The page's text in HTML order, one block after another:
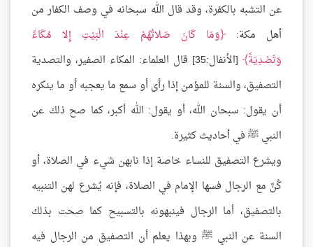
عن التشبه بالكفرة، وقد قال الله سبحانه في وصف الكفار من
أهل مكة: وَمَا كَانَ صَلاتُهُمْ عِنْدَ الْبَيْتِ إِلا مُكَاءً
وَتَصْدِيَةً
[الأنفال:35] قال العلماء: المكاء الصفير، والتصدية
التصفيق، والسنة للمؤمن إذا رأى أو سمع ما يعجبه أو ما ينكره
أن يقول: سبحان الله، أو يقول: الله أكبر، كما صح ذلك عن
النبي ﷺ في أحاديث كثيرة.
ويشرع التصفيق للنساء خاصة إذا نابهن شيء في الصلاة، أو
كُنَّ مع الرجال فسها الإمام في الصلاة، فإنه يُشرع لهن التنبيه
بالتصفيق، أما الرجال فينبهونه بالتسبيح كما صحت بذلك
السنة عن النبي ﷺ وبهذا يعلم أن التصفيق من الرجال فيه